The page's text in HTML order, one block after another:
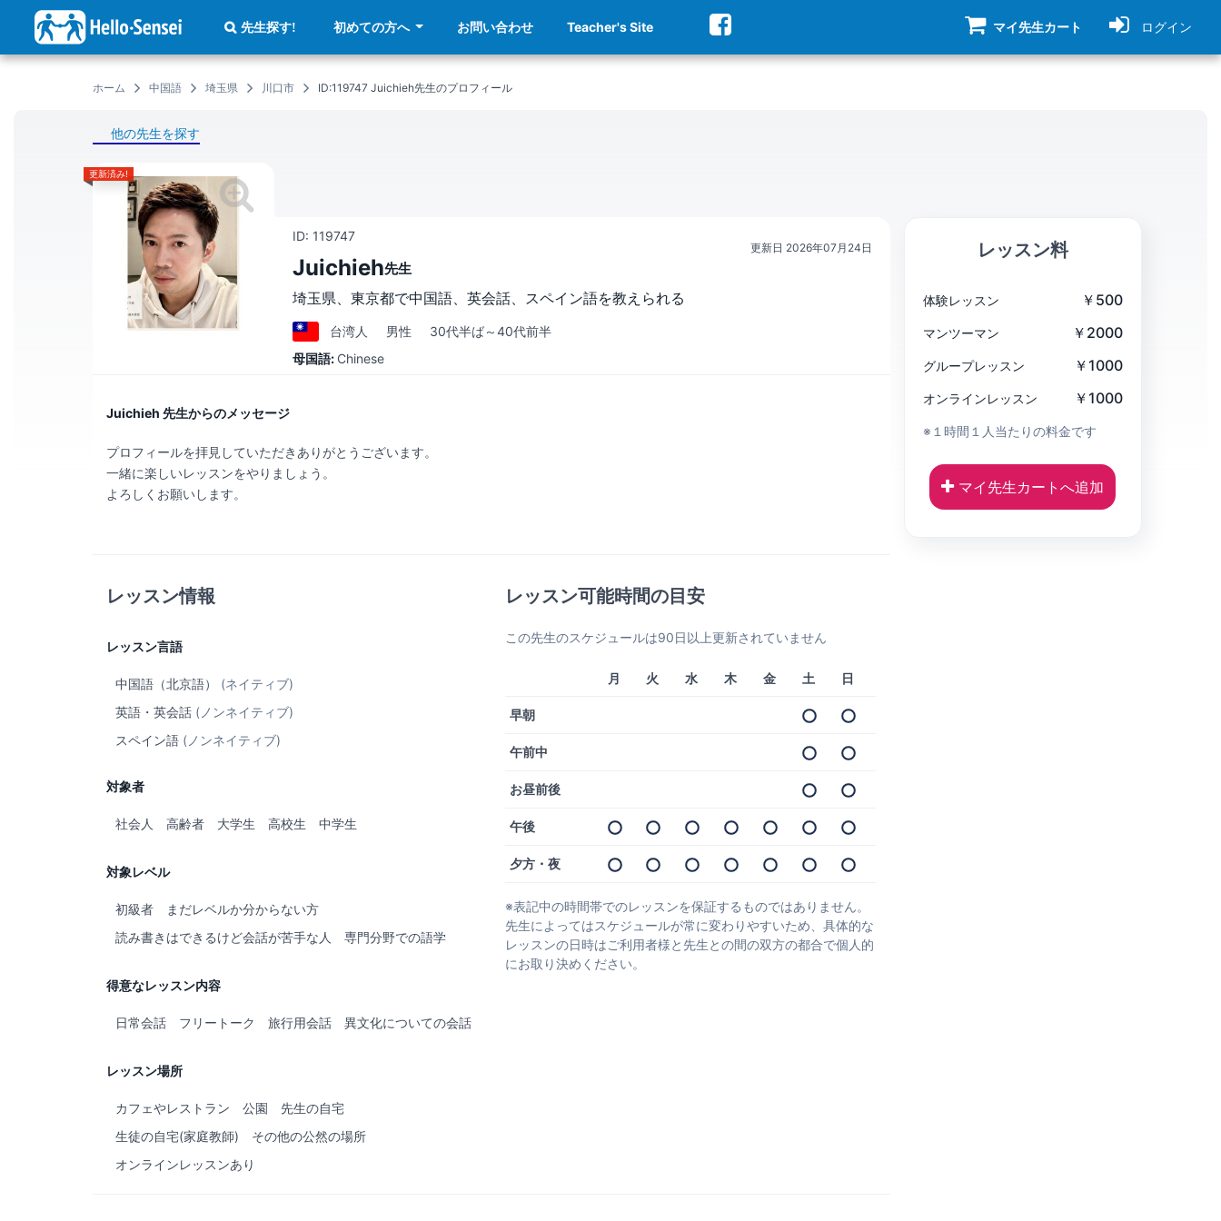
ン
先生探す! 初めての方へ お問い合わせ Teacher's Site マイ先生カート ログイン
ホーム 中国語 埼玉県 川口市 ID:119747 Juichieh先生のプロフィール
他の先生を探す
更新済み!
ID: 119747
Juichieh先生
埼玉県、東京都で中国語、英会話、スペイン語を教えられる
台湾人 男性
30代半ば～40代前半
母国語: Chinese
更新日 2026年07月24日
Juichieh 先生からのメッセージ
プロフィールを拝見していただきありがとうございます。
一緒に楽しいレッスンをやりましょう。
よろしくお願いします。
レッスン情報
レッスン言語
中国語（北京語）
(ネイティブ)
英語・英会話 (ノンネイティブ)
スペイン語 (ノンネイティブ)
対象者
社会人 高齢者 大学生 高校生 中学生
対象レベル
初級者
まだレベルか分からない方
読み書きはできるけど会話が苦手な人
専門分野での語学
得意なレッスン内容
日常会話 フリートーク 旅行用会話 異文化についての会話
レッスン場所
カフェやレストラン 公園
先生の自宅
生徒の自宅(家庭教師)
その他の公然の場所
オンラインレッスンあり
レッスン可能時間の目安
この先生のスケジュールは90日以上更新されていません
月 火 水 木 金 土 日
早朝
午前中
お昼前後
午後
夕方・夜
※表記中の時間帯でのレッスンを保証するものではありません。
先生によってはスケジュールが常に変わりやすいため、具体的な
レッスンの日時はご利用者様と先生との間の双方の都合で個人的
にお取り決めください。
レッスン料
体験レッスン ￥500
マンツーマン ￥2000
グループレッスン ￥1000
オンラインレッスン ￥1000
※１時間１人当たりの料金です
マイ先生カートへ追加